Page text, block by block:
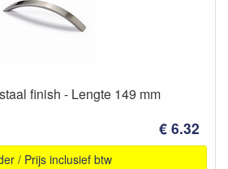
finish - Lengte 149 mm
€ 6.32
/ Prijs inclusief btw